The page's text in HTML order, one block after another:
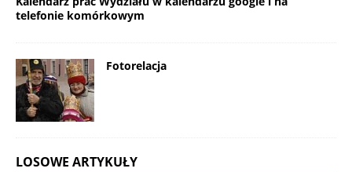
telefonie komórkowym
Fotorelacja
LOSOWE ARTYKUŁY